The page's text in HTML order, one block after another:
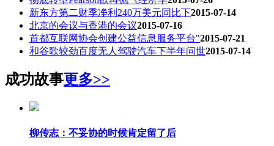
新东方第二财季净利240万美元同比下2015-07-14
北京的会议与香港的会议2015-07-16
首都互联网协会创建公益信息服务平台"2015-07-21
和谷歌较劲百度无人驾驶汽车下半年问世2015-07-14
成功故事更多>>
柳传志：不妥协的时候肯定留了后